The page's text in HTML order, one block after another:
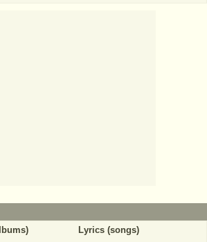
Lyrics (songs)